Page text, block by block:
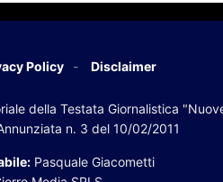
Policy Disclaimer
della Testata Giornalistica
n. 3 del 10/02/2011
Pasquale Giacometti